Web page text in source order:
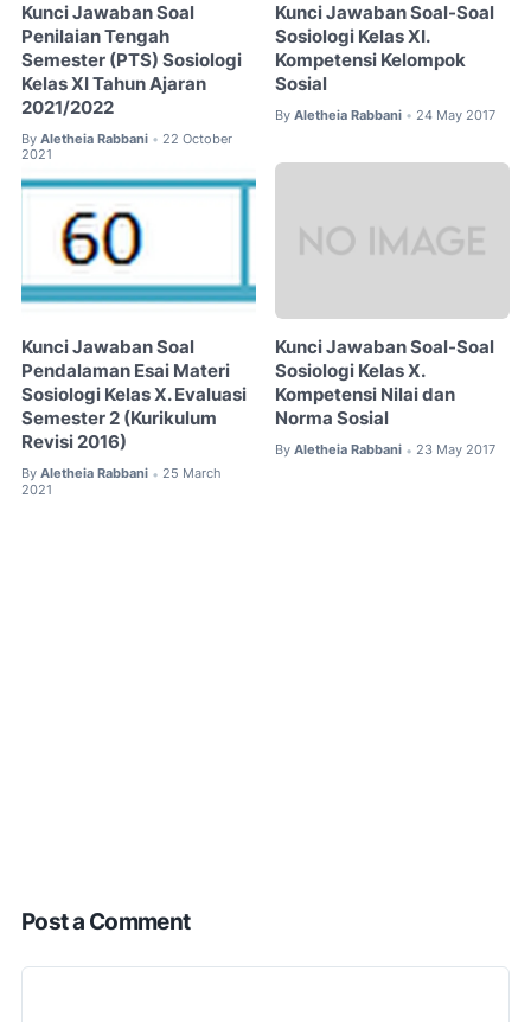
Kunci Jawaban Soal
Penilaian Tengah
Semester (PTS) Sosiologi
Kelas XI Tahun Ajaran
2021/2022
By Aletheia Rabbani • 22 October
2021
Kunci Jawaban Soal-Soal
Sosiologi Kelas XI.
Kompetensi Kelompok
Sosial
By Aletheia Rabbani • 24 May 2017
Kunci Jawaban Soal
Pendalaman Esai Materi
Sosiologi Kelas X. Evaluasi
Semester 2 (Kurikulum
Revisi 2016)
By Aletheia Rabbani • 25 March
2021
Kunci Jawaban Soal-Soal
Sosiologi Kelas X.
Kompetensi Nilai dan
Norma Sosial
By Aletheia Rabbani • 23 May 2017
Post a Comment